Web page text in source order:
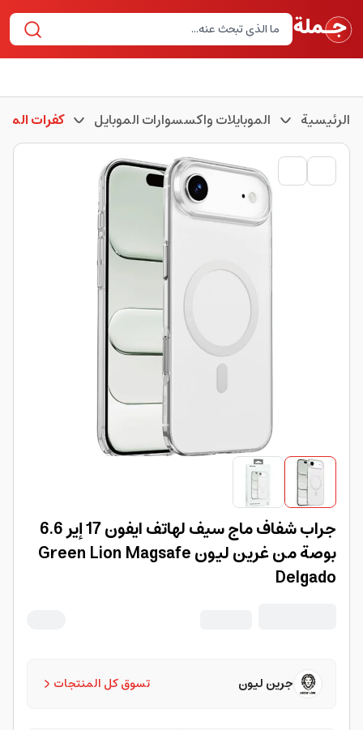
الرئيسية الموبايلات واكسسوارات الموبايل كفرات
جراب شفاف ماج سيف لهاتف ايفون 17 إير 6.6
بوصة من غرين ليون Green Lion Magsafe
Delgado
تسوق كل المنتجات جرين ليون